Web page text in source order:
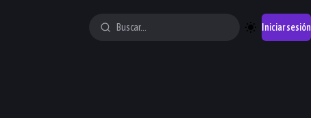
Iniciar sesión